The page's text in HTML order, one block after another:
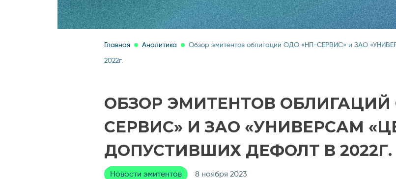
Главная Аналитика
Обзор эмитентов облигаций ОДО «НП-СЕРВИС» и ЗАО
2022г.
ОБЗОР ЭМИТЕНТОВ ОБЛИГАЦИЙ
СЕРВИС» И ЗАО «УНИВЕРСАМ
ДОПУСТИВШИХ ДЕФОЛТ В 2022Г.
Новости эмитентов 8 ноября 2023